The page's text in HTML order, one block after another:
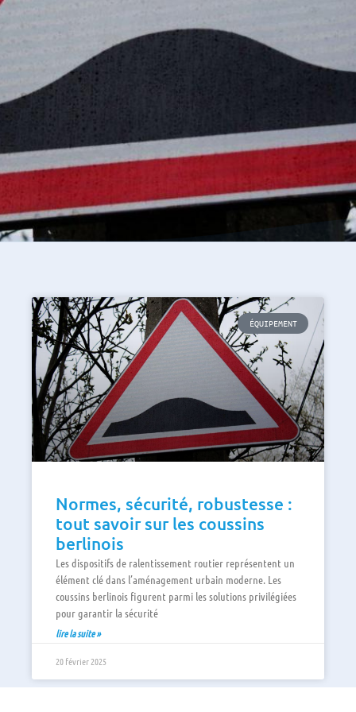
ÉQUIPEMENT
Normes, sécurité, robustesse :
tout savoir sur les coussins
berlinois
Les dispositifs de ralentissement routier représentent un
élément clé dans l’aménagement urbain moderne. Les
coussins berlinois figurent parmi les solutions privilégiées
pour garantir la sécurité
lire la suite »
20 février 2025